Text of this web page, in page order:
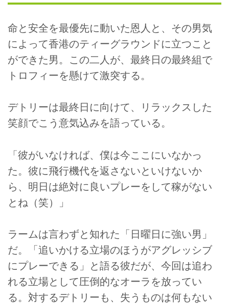
命と安全を最優先に動いた恩人と、その男気
によって香港のティーグラウンドに立つこと
ができた男。この二人が、最終日の最終組で
トロフィーを懸けて激突する。
デトリーは最終日に向けて、リラックスした
笑顔でこう意気込みを語っている。
「彼がいなければ、僕は今ここにいなかっ
た。彼に飛行機代を返さないといけないか
ら、明日は絶対に良いプレーをして稼がない
とね（笑）」
ラームは言わずと知れた「日曜日に強い男」
だ。「追いかける立場のほうがアグレッシブ
にプレーできる」と語る彼だが、今回は追わ
れる立場として圧倒的なオーラを放ってい
る。対するデトリーも、失うものは何もない